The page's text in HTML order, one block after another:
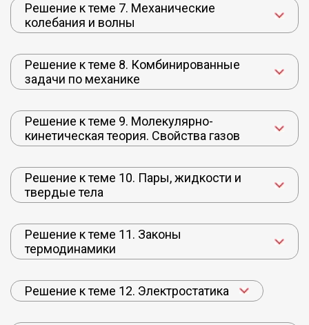
Решение к теме 7. Механические
колебания и волны
Решение к теме 8. Комбинированные
задачи по механике
Решение к теме 9. Молекулярно-
кинетическая теория. Свойства газов
Решение к теме 10. Пары, жидкости и
твердые тела
Решение к теме 11. Законы
термодинамики
Решение к теме 12. Электростатика